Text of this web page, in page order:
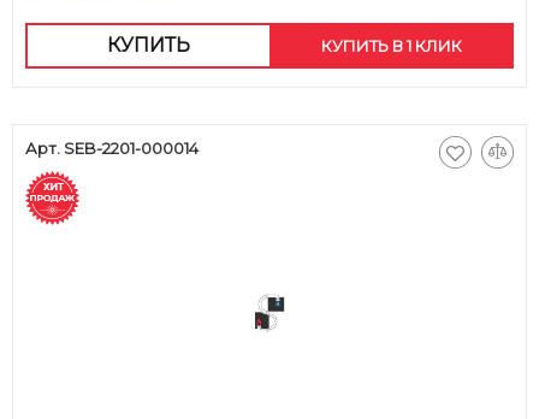
КУПИТЬ КУПИТЬ В 1 КЛИК
Арт. SEB-2201-000014